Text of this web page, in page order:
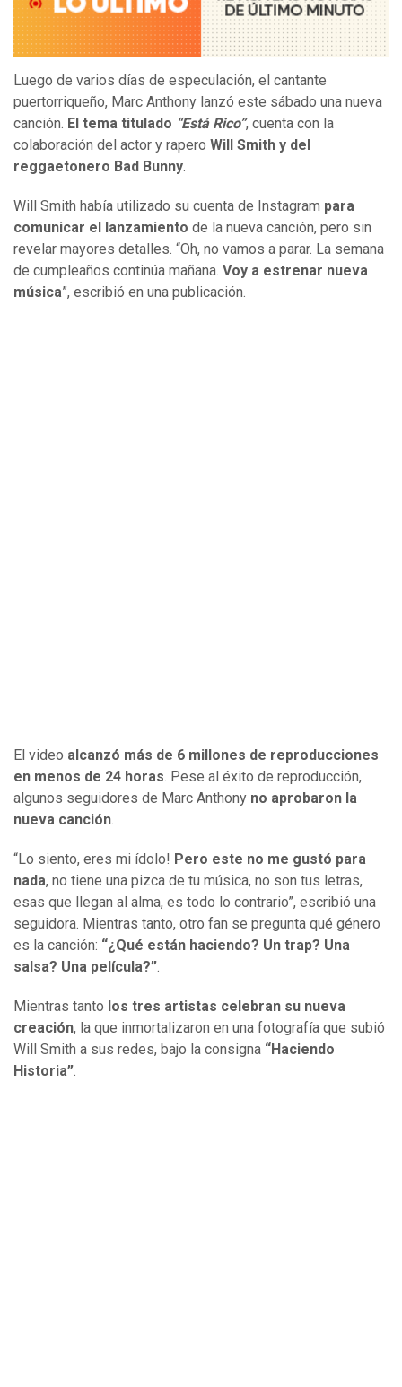
Luego de varios días de especulación, el cantante
puertorriqueño, Marc Anthony lanzó este sábado una nueva
canción. El tema titulado “Está Rico”, cuenta con la
colaboración del actor y rapero Will Smith y del
reggaetonero Bad Bunny.
Will Smith había utilizado su cuenta de Instagram para
comunicar el lanzamiento de la nueva canción, pero sin
revelar mayores detalles. “Oh, no vamos a parar. La semana
de cumpleaños continúa mañana. Voy a estrenar nueva
música”, escribió en una publicación.
El video alcanzó más de 6 millones de reproducciones
en menos de 24 horas. Pese al éxito de reproducción,
algunos seguidores de Marc Anthony no aprobaron la
nueva canción.
“Lo siento, eres mi ídolo! Pero este no me gustó para
nada, no tiene una pizca de tu música, no son tus letras,
esas que llegan al alma, es todo lo contrario”, escribió una
seguidora. Mientras tanto, otro fan se pregunta qué género
es la canción: “¿Qué están haciendo? Un trap? Una
salsa? Una película?”.
Mientras tanto los tres artistas celebran su nueva
creación, la que inmortalizaron en una fotografía que subió
Will Smith a sus redes, bajo la consigna “Haciendo
Historia”.